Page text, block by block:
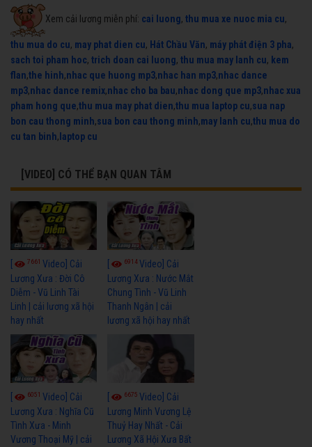
Xem cải lương miễn phí: cai luong, thu mua xe nuoc mia cu,
thu mua do cu, may phat dien cu, Hát Chầu Văn, máy phát điện 3 pha,
sach toi pham hoc, trich doan cai luong, thu mua may lanh cu, kem
flan,the hinh,nhac que huong mp3,nhac han mp3,nhac dance
mp3,nhac dance remix,nhac cho ba bau,nhac dong que mp3,nhac xua
pham hong que,thu mua may phat dien,thu mua laptop cu,sua nap
bon cau thong minh,sua bon cau thong minh,may lanh cu,thu mua do
cu tan binh, laptop cu
[VIDEO] CÓ THỂ BẠN QUAN TÂM
7661 Video] Cải
Lương Xưa : Đời Cô
Diễm - Vũ Linh Tài
Linh | cải lương xã hội
hay nhất
6914Video] Cải
Lương Xưa : Nước Mắt
Chung Tình - Vũ Linh
Thanh Ngân | cải
lương xã hội hay nhất
6051 Video] Cải
Lương Xưa : Nghĩa Cũ
Tình Xưa - Minh
Vương Thoại Mỹ | cải
6675Video] Cải
Lương Minh Vương Lệ
Thuỷ Hay Nhất - Cải
Lương Xã Hội Xưa Bất